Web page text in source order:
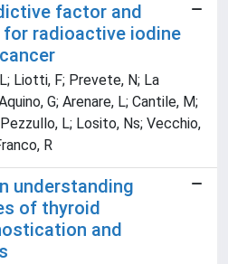
factor and
radioactive iodine
Liotti, F; Prevete, N; La
G; Arenare, L; Cantile, M;
Pezzullo, L; Losito, Ns; Vecchio,
R
understanding
of thyroid
and